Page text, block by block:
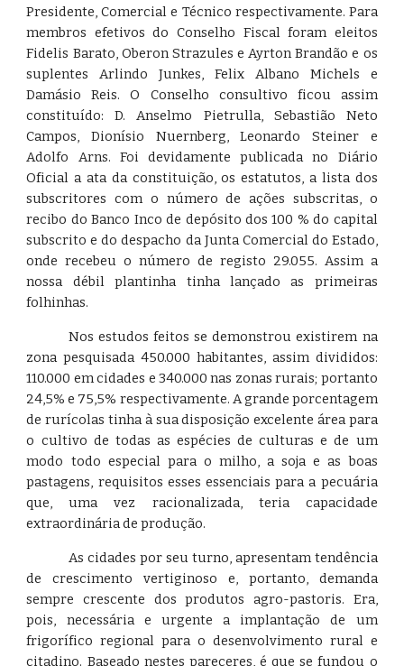
Presidente, Comercial e Técnico respectivamente. Para
membros efetivos do Conselho Fiscal foram eleitos
Fidelis Barato, Oberon Strazules e Ayrton Brandão e os
suplentes Arlindo Junkes, Felix Albano Michels e
Damásio Reis. O Conselho consultivo ficou assim
constituído: D. Anselmo Pietrulla, Sebastião Neto
Campos, Dionísio Nuernberg, Leonardo Steiner e
Adolfo Arns. Foi devidamente publicada no Diário
Oficial a ata da constituição, os estatutos, a lista dos
subscritores com o número de ações subscritas, o
recibo do Banco Inco de depósito dos 100 % do capital
subscrito e do despacho da Junta Comercial do Estado,
onde recebeu o número de registo 29.055. Assim a
nossa débil plantinha tinha lançado as primeiras
folhinhas.
Nos estudos feitos se demonstrou existirem na
zona pesquisada 450.000 habitantes, assim divididos:
110.000 em cidades e 340.000 nas zonas rurais; portanto
24,5% e 75,5% respectivamente. A grande porcentagem
de rurícolas tinha à sua disposição excelente área para
o cultivo de todas as espécies de culturas e de um
modo todo especial para o milho, a soja e as boas
pastagens, requisitos esses essenciais para a pecuária
que, uma vez racionalizada, teria capacidade
extraordinária de produção.
As cidades por seu turno, apresentam tendência
de crescimento vertiginoso e, portanto, demanda
sempre crescente dos produtos agro-pastoris. Era,
pois, necessária e urgente a implantação de um
frigorífico regional para o desenvolvimento rural e
citadino. Baseado nestes pareceres, é que se fundou o